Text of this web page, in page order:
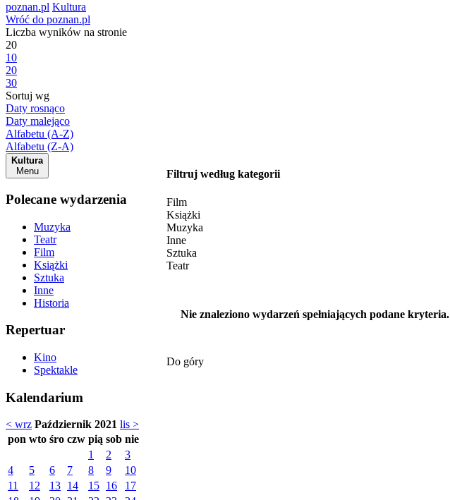
poznan.pl Kultura
Wróć do poznan.pl
Liczba wyników na stronie
20
10
20
30
Sortuj wg
Daty rosnąco
Daty malejąco
Alfabetu (A-Z)
Alfabetu (Z-A)
Kultura
Menu
Polecane wydarzenia
Muzyka
Teatr
Film
Książki
Sztuka
Inne
Historia
Repertuar
Kino
Spektakle
Kalendarium
< wrz Październik 2021 lis >
pon wto śro czw pią sob nie
1
2
3
4
5 6 7 8 9
10
11
12 13 14 15 16
17
Filtruj według kategorii
Film
Książki
Muzyka
Inne
Sztuka
Teatr
Nie znaleziono wydarzeń spełniających podane kryteria.
Do góry